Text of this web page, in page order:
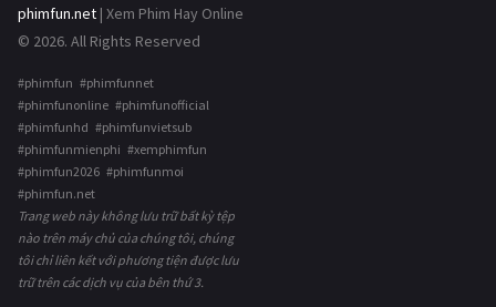
phimfun.net | Xem Phim Hay Online
© 2026. All Rights Reserved
#phimfun #phimfunnet
#phimfunonline #phimfunofficial
#phimfunhd #phimfunvietsub
#phimfunmienphi #xemphimfun
#phimfun2026 #phimfunmoi
#phimfun.net
Trang web này không lưu trữ bất kỳ tệp
nào trên máy chủ của chúng tôi, chúng
tôi chỉ liên kết với phương tiện được lưu
trữ trên các dịch vụ của bên thứ 3.